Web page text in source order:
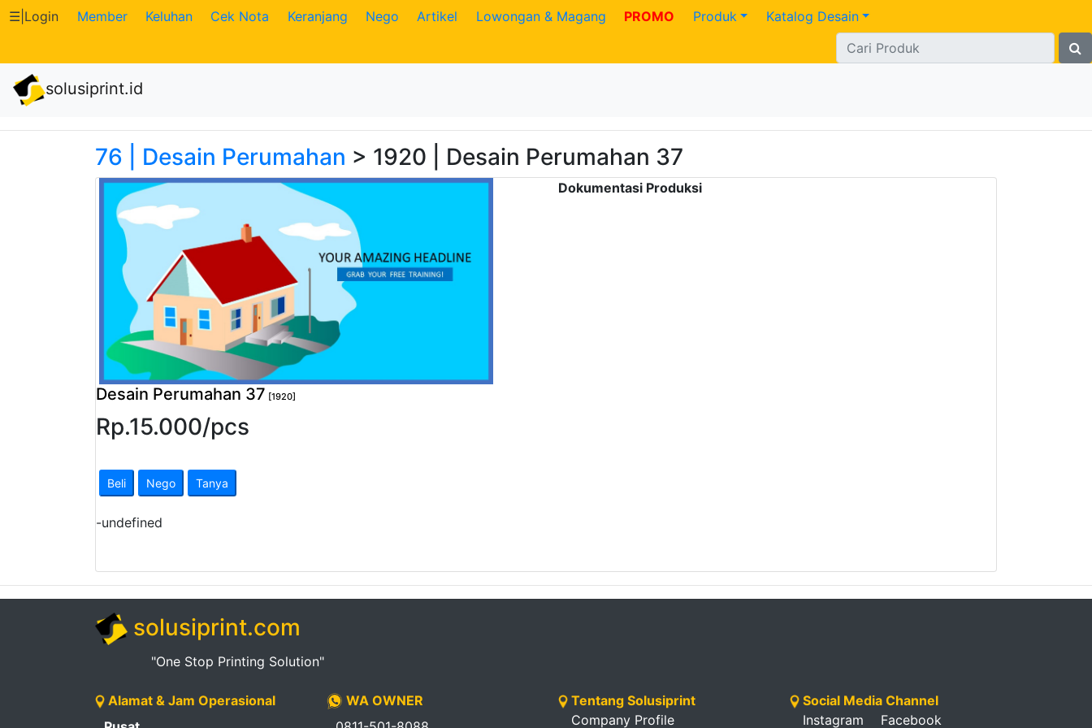
Katalog
Produk
Petugas
Riwayat
Transaksi
Pembayaran
Pendapatan
Password
☰ Login Member Keluhan Cek Nota Keranjang Nego Artikel Lowongan & Magang PROMO Produk Katalog Desain
solusiprint.id
76 | Desain Perumahan > 1920 | Desain Perumahan 37
Desain Perumahan 37 [1920]
Rp.15.000/pcs
Beli Nego Tanya
-undefined
Dokumentasi Produksi
solusiprint.com
"One Stop Printing Solution"
Alamat & Jam Operasional
WA OWNER
Tentang Solusiprint
Company Profile
Social Media Channel
Instagram
Facebook